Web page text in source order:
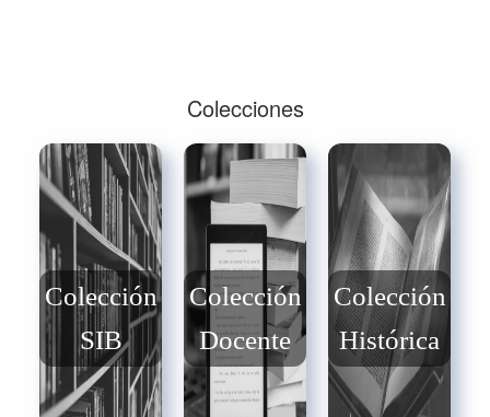
Colecciones
Colección
SIB
Colección
Docente
Colección
Histórica